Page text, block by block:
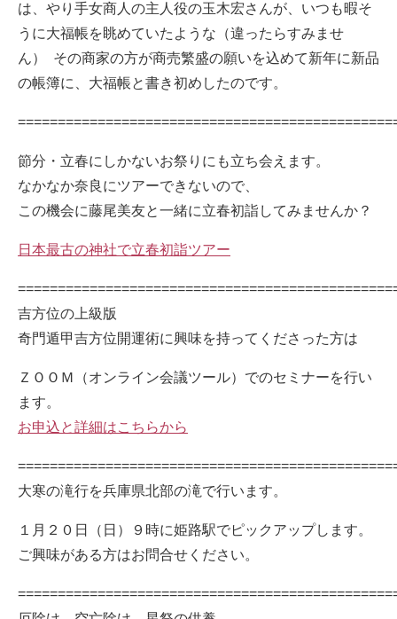
は、やり手女商人の主人役の玉木宏さんが、いつも暇そ
うに大福帳を眺めていたような（違ったらすみませ
ん） その商家の方が商売繁盛の願いを込めて新年に新品
の帳簿に、大福帳と書き初めしたのです。
節分・立春にしかないお祭りにも立ち会えます。
なかなか奈良にツアーできないので、
この機会に藤尾美友と一緒に立春初詣してみませんか？
日本最古の神社で立春初詣ツアー
吉方位の上級版
奇門遁甲吉方位開運術に興味を持ってくださった方は
ＺＯＯＭ（オンライン会議ツール）でのセミナーを行い
ます。
お申込と詳細はこちらから
大寒の滝行を兵庫県北部の滝で行います。
１月２０日（日）９時に姫路駅でピックアップします。
ご興味がある方はお問合せください。